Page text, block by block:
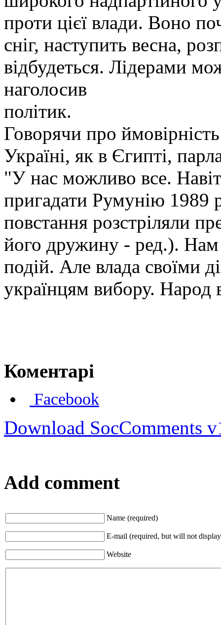
проти цієї влади. Воно
сніг, наступить весна,
відбудеться. Лідерами
наголосив
Говорячи про
Україні, як в Єгипті,
"У нас можливо все.
пригадати Румунію 1989
повстання розстріляли
його дружину - ред.). Нам
подій. Але влада своїми
українцям вибору. Народ
Коментарі
Facebook
Download SocComments
Add comment
Name (required)
E-mail (required, but will not
Website